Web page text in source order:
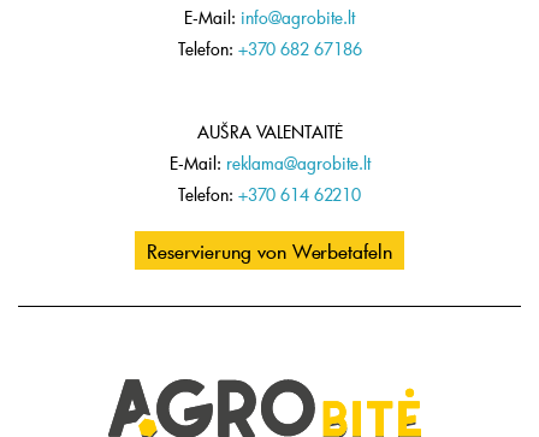
E-Mail: info@agrobite.lt
Telefon: +370 682 67186
AUŠRA VALENTAITĖ
E-Mail: reklama@agrobite.lt
Telefon: +370 614 62210
Reservierung von Werbetafeln